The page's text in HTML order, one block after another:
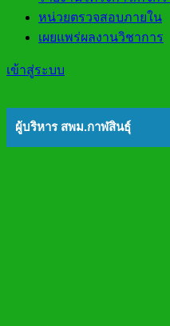
หน่วยตรวจสอบภายใน
เผยแพร่ผลงานวิชาการ
เข้าสู่ระบบ
ผู้บริหาร สพม.กาฬสินธุ์